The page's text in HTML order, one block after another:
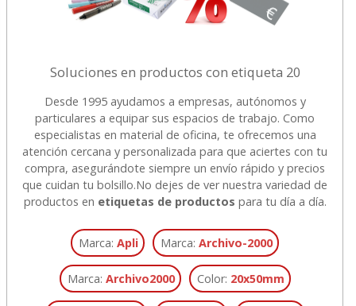
Soluciones en productos con etiqueta 20
Desde 1995 ayudamos a empresas, autónomos y
particulares a equipar sus espacios de trabajo. Como
especialistas en material de oficina, te ofrecemos una
atención cercana y personalizada para que aciertes con tu
compra, asegurándote siempre un envío rápido y precios
que cuidan tu bolsillo.No dejes de ver nuestra variedad de
productos en etiquetas de productos para tu día a día.
Marca:Apli Marca:Archivo-2000
Marca: Archivo2000 Color: 20x50mm